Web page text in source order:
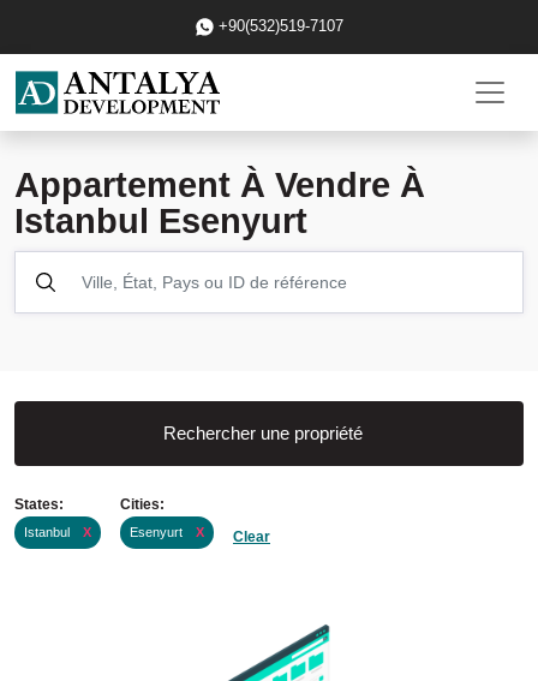
+90(532)519-7107
Appartement À Vendre À
Istanbul Esenyurt
Rechercher une propriété
States:
Istanbul X
Cities:
Esenyurt X Clear